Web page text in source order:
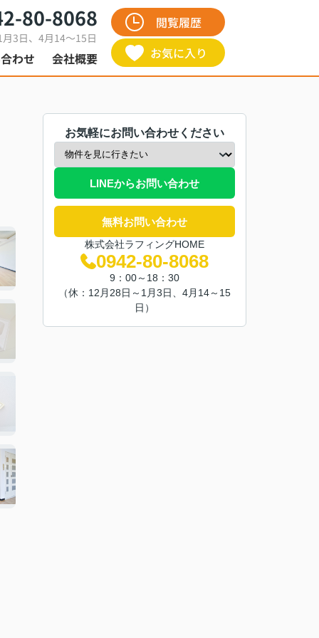
80-8068
3日、4月14～15日
わせ 会社概要
閲覧履歴
お気に入り
お気軽にお問い合わせください
LINEからお問い合わせ
無料お問い合わせ
株式会社ラフィングHOME
0942-80-8068
9：00～18：30
（休：12月28日～1月3日、4月14～15
日）